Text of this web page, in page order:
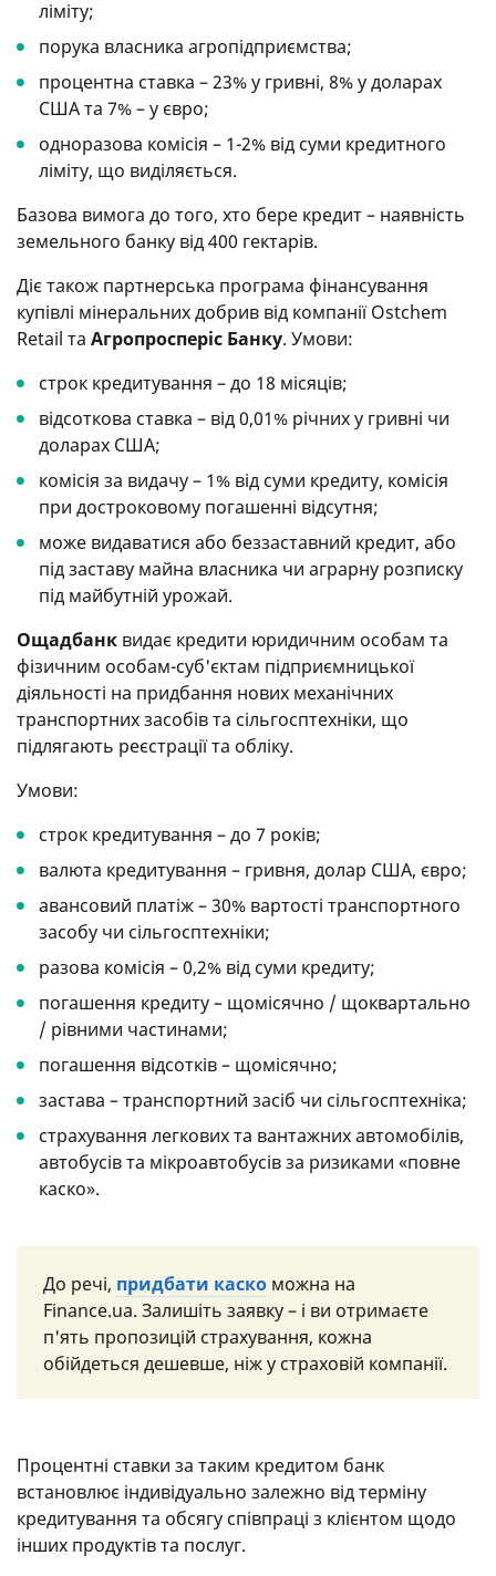
ліміту;
порука власника агропідприємства;
процентна ставка – 23% у гривні, 8% у доларах
США та 7% – у євро;
одноразова комісія – 1-2% від суми кредитного
ліміту, що виділяється.
Базова вимога до того, хто бере кредит – наявність
земельного банку від 400 гектарів.
Діє також партнерська програма фінансування
купівлі мінеральних добрив від компанії Ostchem
Retail та Агропросперіс Банку. Умови:
строк кредитування – до 18 місяців;
відсоткова ставка – від 0,01% річних у гривні чи
доларах США;
комісія за видачу – 1% від суми кредиту, комісія
при достроковому погашенні відсутня;
може видаватися або беззаставний кредит, або
під заставу майна власника чи аграрну розписку
під майбутній урожай.
Ощадбанк видає кредити юридичним особам та
фізичним особам-суб'єктам підприємницької
діяльності на придбання нових механічних
транспортних засобів та сільгосптехніки, що
підлягають реєстрації та обліку.
Умови:
строк кредитування – до 7 років;
валюта кредитування – гривня, долар США, євро;
авансовий платіж – 30% вартості транспортного
засобу чи сільгосптехніки;
разова комісія – 0,2% від суми кредиту;
погашення кредиту – щомісячно / щоквартально
/ рівними частинами;
погашення відсотків – щомісячно;
застава – транспортний засіб чи сільгосптехніка;
страхування легкових та вантажних автомобілів,
автобусів та мікроавтобусів за ризиками «повне
каско».
До речі, придбати каско можна на
Finance.ua. Залишіть заявку – і ви отримаєте
п'ять пропозицій страхування, кожна
обійдеться дешевше, ніж у страховій компанії.
Процентні ставки за таким кредитом банк
встановлює індивідуально залежно від терміну
кредитування та обсягу співпраці з клієнтом щодо
інших продуктів та послуг.